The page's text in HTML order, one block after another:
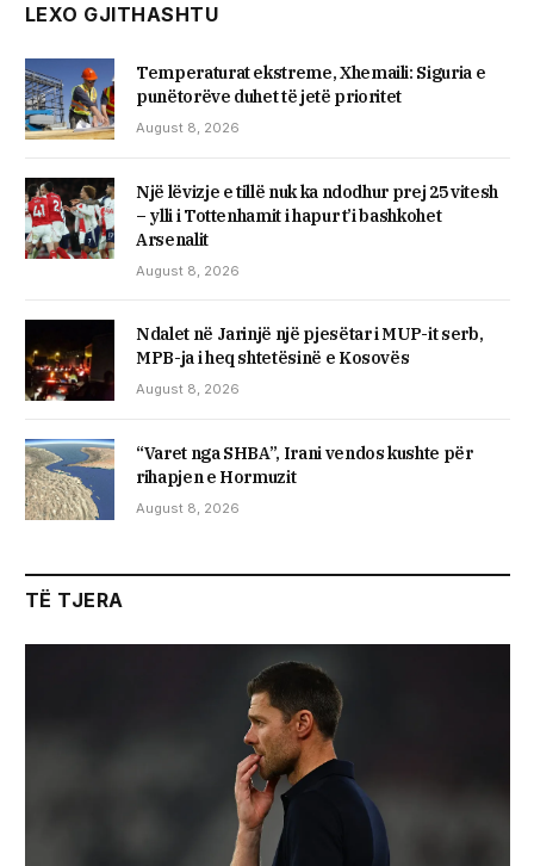
LEXO GJITHASHTU
Temperaturat ekstreme, Xhemaili: Siguria e
punëtorëve duhet të jetë prioritet
August 8, 2026
Një lëvizje e tillë nuk ka ndodhur prej 25 vitesh
– ylli i Tottenhamit i hapur t’i bashkohet
Arsenalit
August 8, 2026
Ndalet në Jarinjë një pjesëtar i MUP-it serb,
MPB-ja i heq shtetësinë e Kosovës
August 8, 2026
“Varet nga SHBA”, Irani vendos kushte për
rihapjen e Hormuzit
August 8, 2026
TË TJERA